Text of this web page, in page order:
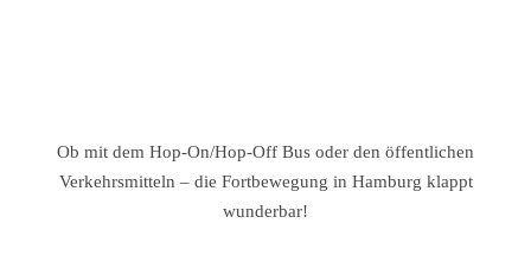
Ob mit dem Hop-On/Hop-Off Bus oder den öffentlichen
Verkehrsmitteln – die Fortbewegung in Hamburg klappt
wunderbar!